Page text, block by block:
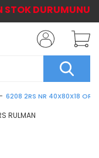
6208 2RS NR 40X80X18 ORS
STOK DURUMUNU